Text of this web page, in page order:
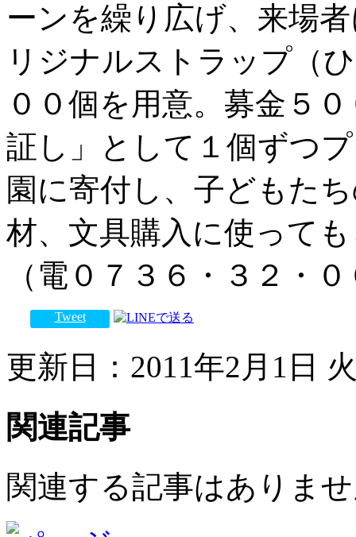
ーンを繰り広げ、来場
リジナルストラップ（
００個を用意。募金５
証し」として１個ずつ
園に寄付し、子どもた
材、文具購入に使って
（電０７３６・３２・
Tweet
更新日：2011年2月1日
関連記事
関連する記事はありま